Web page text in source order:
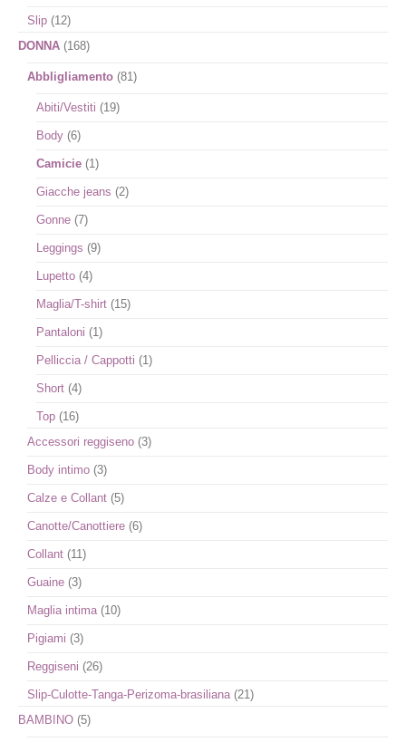
Slip (12)
DONNA (168)
Abbligliamento (81)
Abiti/Vestiti (19)
Body (6)
Camicie (1)
Giacche jeans (2)
Gonne (7)
Leggings (9)
Lupetto (4)
Maglia/T-shirt (15)
Pantaloni (1)
Pelliccia / Cappotti (1)
Short (4)
Top (16)
Accessori reggiseno (3)
Body intimo (3)
Calze e Collant (5)
Canotte/Canottiere (6)
Collant (11)
Guaine (3)
Maglia intima (10)
Pigiami (3)
Reggiseni (26)
Slip-Culotte-Tanga-Perizoma-brasiliana (21)
BAMBINO (5)